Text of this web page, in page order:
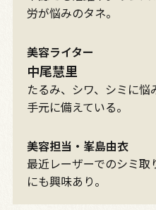
労が悩みのタネ。
美容ライター
中尾慧里
たるみ、シワ、シミに
手元に備えている。
美容担当・峯島由衣
最近レーザーでのシミ
にも興味あり。